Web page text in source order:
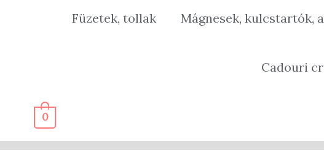
Füzetek, tollak Mágnesek, kulcstartók,
Cadouri
0